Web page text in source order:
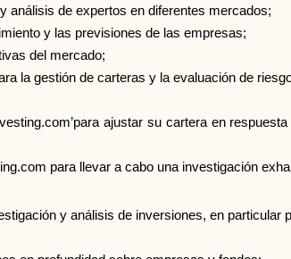
análisis de expertos en diferentes mercados;
y las previsiones de las empresas;
del mercado;
la gestión de carteras y la evaluación de
ajustar su cartera en
para llevar a cabo una investigación
y análisis de inversiones, en particular